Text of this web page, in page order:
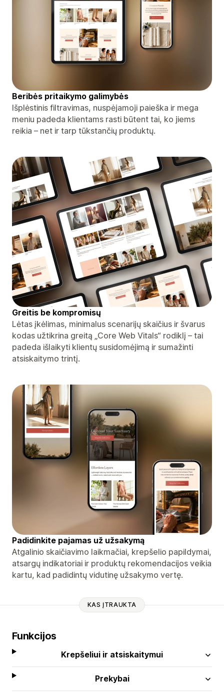
Beribės pritaikymo galimybės
Išplėstinis filtravimas, nuspėjamoji paieška ir mega
meniu padeda klientams rasti būtent tai, ko jiems
reikia – net ir tarp tūkstančių produktų.
Greitis be kompromisų
Lėtas įkėlimas, minimalus scenarijų skaičius ir švarus
kodas užtikrina greitą „Core Web Vitals“ rodiklį – tai
padeda išlaikyti klientų susidomėjimą ir sumažinti
atsiskaitymo trintį.
Padidinkite pajamas už užsakymą
Atgalinio skaičiavimo laikmačiai, krepšelio papildymai,
atsargų indikatoriai ir produktų rekomendacijos veikia
kartu, kad padidintų vidutinę užsakymo vertę.
KAS ĮTRAUKTA
Funkcijos
Krepšeliui ir atsiskaitymui
Prekybai